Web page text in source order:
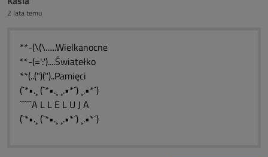
2 lata temu
**-(\(\......Wielkanocne
**-(=':')....Światełko
**(..(")(")..Pamięci
(`*•.¸ (`*•.¸ ¸.•*´) ¸.•*´)
`````A L L E L U J A
(`*•.¸ (`*•.¸ ¸.•*´) ¸.•*´)